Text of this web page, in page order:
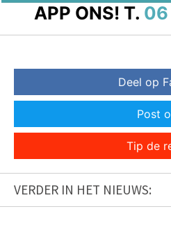
APP ONS! T. 06
Deel op
Post
Tip de
VERDER IN HET NIEUWS: